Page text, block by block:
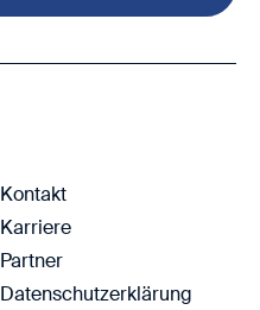
Kontakt
Karriere
Partner
Datenschutzerklärung